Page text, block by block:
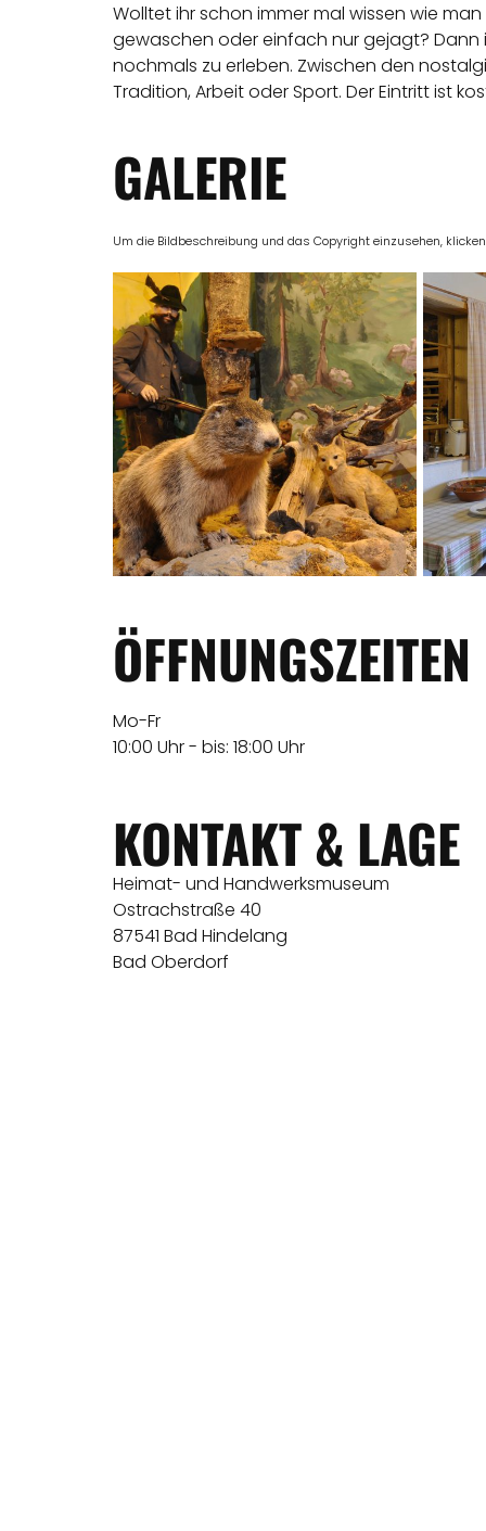
Wolltet ihr schon immer mal wissen wie
gewaschen oder einfach nur gejagt? Dann
nochmals zu erleben. Zwischen den
Tradition, Arbeit oder Sport. Der Eintritt ist
GALERIE
Um die Bildbeschreibung und das Copyright einzusehen,
ÖFFNUNGSZEITEN
Mo-Fr
10:00 Uhr - bis: 18:00 Uhr
KONTAKT & LAGE
Heimat- und Handwerksmuseum
Ostrachstraße 40
87541 Bad Hindelang
Bad Oberdorf